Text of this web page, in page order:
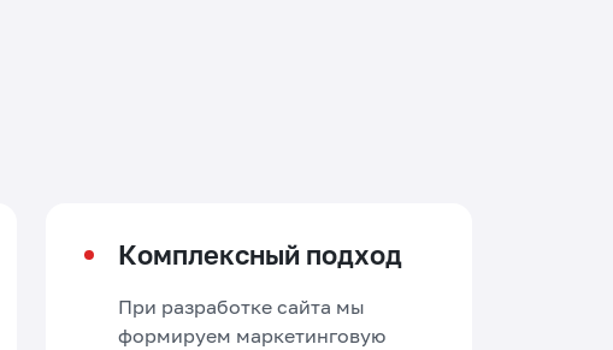
Комплексный подход
При разработке сайта мы
формируем маркетинговую